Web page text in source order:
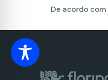
De acordo